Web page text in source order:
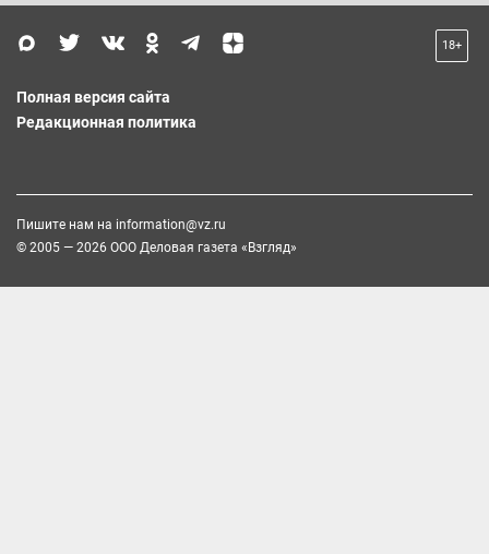
18+
Полная версия сайта
Редакционная политика
Пишите нам на information@vz.ru
© 2005 — 2026 ООО Деловая газета «Взгляд»